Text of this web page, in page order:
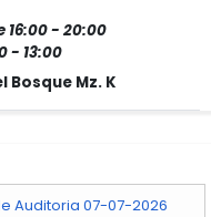
16:00 - 20:00
- 13:00
Bosque Mz. K
Auditoria 07-07-2026